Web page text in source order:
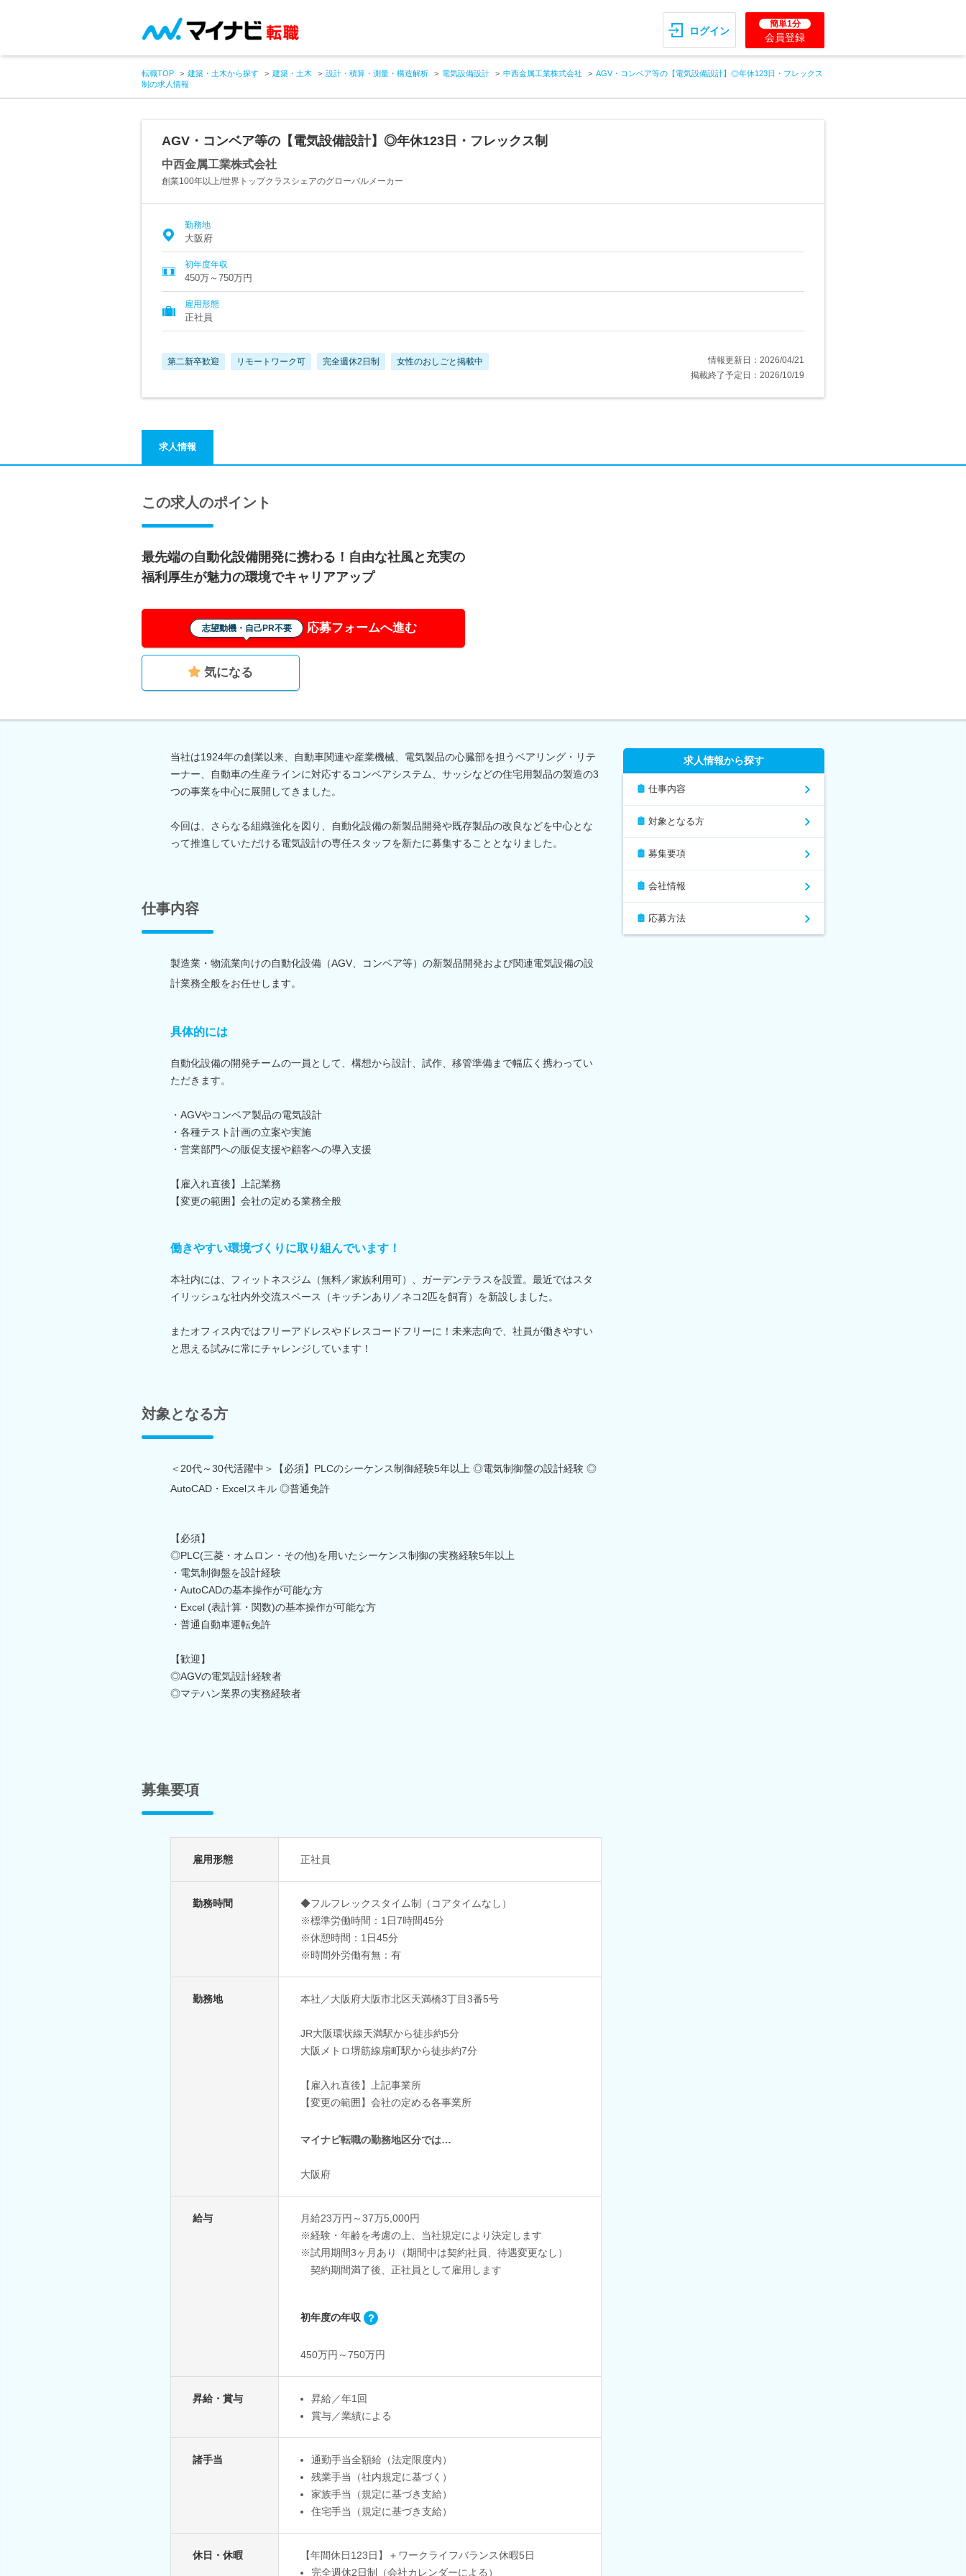
ログイン
簡単1分
会員登録
転職TOP 建築・土木から探す 建築・土木 設計・積算・測量・構造解析 電気設備設計 中西金属工業株式会社
AGV・コンベア等の【電気設備設計】◎年休123日・フレックス
制の求人情報
AGV・コンベア等の【電気設備設計】◎年休123日・フレックス制
中西金属工業株式会社
創業100年以上/世界トップクラスシェアのグローバルメーカー
勤務地
大阪府
初年度年収
450万～750万円
雇用形態
正社員
第二新卒歓迎 リモートワーク可 完全週休2日制 女性のおしごと掲載中
情報更新日：2026/04/21
掲載終了予定日：2026/10/19
求人情報
この求人のポイント
最先端の自動化設備開発に携わる！自由な社風と充実の
福利厚生が魅力の環境でキャリアアップ
志望動機・自己PR不要 応募フォームへ進む
気になる
当社は1924年の創業以来、自動車関連や産業機械、電気製品の心臓部を担うベアリング・リテ
ーナー、自動車の生産ラインに対応するコンベアシステム、サッシなどの住宅用製品の製造の3
つの事業を中心に展開してきました。
今回は、さらなる組織強化を図り、自動化設備の新製品開発や既存製品の改良などを中心とな
って推進していただける電気設計の専任スタッフを新たに募集することとなりました。
仕事内容
製造業・物流業向けの自動化設備（AGV、コンベア等）の新製品開発および関連電気設備の設
計業務全般をお任せします。
具体的には
自動化設備の開発チームの一員として、構想から設計、試作、移管準備まで幅広く携わってい
ただきます。
・AGVやコンベア製品の電気設計
・各種テスト計画の立案や実施
・営業部門への販促支援や顧客への導入支援
【雇入れ直後】上記業務
【変更の範囲】会社の定める業務全般
働きやすい環境づくりに取り組んでいます！
本社内には、フィットネスジム（無料／家族利用可）、ガーデンテラスを設置。最近ではスタ
イリッシュな社内外交流スペース（キッチンあり／ネコ2匹を飼育）を新設しました。
またオフィス内ではフリーアドレスやドレスコードフリーに！未来志向で、社員が働きやすい
と思える試みに常にチャレンジしています！
対象となる方
＜20代～30代活躍中＞【必須】PLCのシーケンス制御経験5年以上 ◎電気制御盤の設計経験 ◎
AutoCAD・Excelスキル ◎普通免許
【必須】
◎PLC(三菱・オムロン・その他)を用いたシーケンス制御の実務経験5年以上
・電気制御盤を設計経験
・AutoCADの基本操作が可能な方
・Excel (表計算・関数)の基本操作が可能な方
・普通自動車運転免許
【歓迎】
◎AGVの電気設計経験者
◎マテハン業界の実務経験者
募集要項
雇用形態 正社員
勤務時間
◆フルフレックスタイム制（コアタイムなし）
※標準労働時間：1日7時間45分
※休憩時間：1日45分
※時間外労働有無：有
勤務地 本社／大阪府大阪市北区天満橋3丁目3番5号
JR大阪環状線天満駅から徒歩約5分
大阪メトロ堺筋線扇町駅から徒歩約7分
【雇入れ直後】上記事業所
【変更の範囲】会社の定める各事業所
マイナビ転職の勤務地区分では…
大阪府
給与
月給23万円～37万5,000円
※経験・年齢を考慮の上、当社規定により決定します
※試用期間3ヶ月あり（期間中は契約社員、待遇変更なし）
契約期間満了後、正社員として雇用します
初年度の年収
450万円～750万円
昇給・賞与
昇給／年1回
賞与／業績による
諸手当
通勤手当全額給（法定限度内）
残業手当（社内規定に基づく）
家族手当（規定に基づき支給）
住宅手当（規定に基づき支給）
休日・休暇
【年間休日123日】＋ワークライフバランス休暇5日
完全週休2日制（会社カレンダーによる）
求人情報から探す
仕事内容
対象となる方
募集要項
会社情報
応募方法